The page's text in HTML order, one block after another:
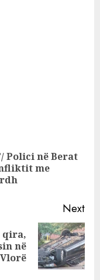
Polici në Berat
me
Next
qira,
në
Vlorë